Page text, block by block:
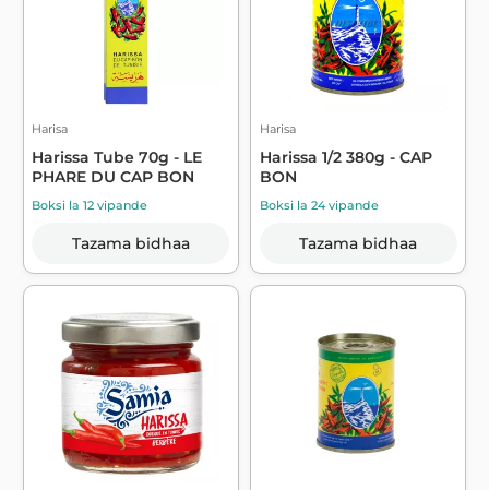
Harisa
Harissa Tube 70g - LE
PHARE DU CAP BON
Boksi la 12 vipande
Tazama bidhaa
Harisa
Harissa 1/2 380g - CAP
BON
Boksi la 24 vipande
Tazama bidhaa